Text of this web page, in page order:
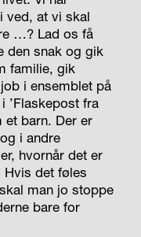
ved, at vi skal
…? Lad os få
den snak og gik
familie, gik
i ensemblet på
’Flaskepost fra
et barn. Der er
i andre
hvornår det er
det føles
man jo stoppe
bare for